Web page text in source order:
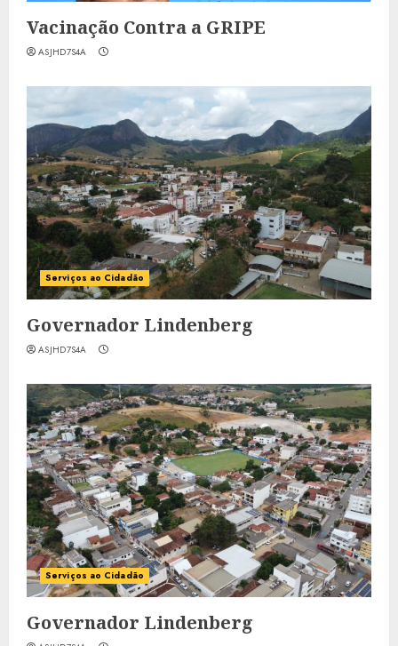
Vacinação Contra a GRIPE
ASJHD7S4A
Serviços ao Cidadão
Governador Lindenberg
ASJHD7S4A
Serviços ao Cidadão
Governador Lindenberg